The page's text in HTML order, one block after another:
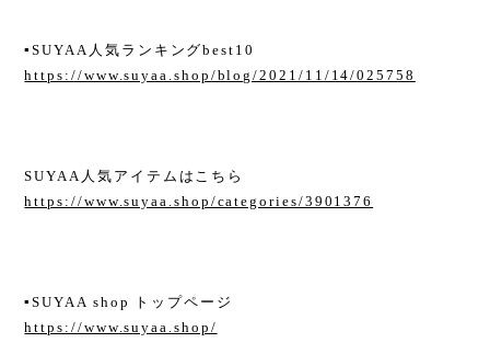
▪︎SUYAA人気ランキングbest10
https://www.suyaa.shop/blog/2021/11/14/025758
SUYAA人気アイテムはこちら
https://www.suyaa.shop/categories/3901376
▪︎SUYAA shop トップページ
https://www.suyaa.shop/